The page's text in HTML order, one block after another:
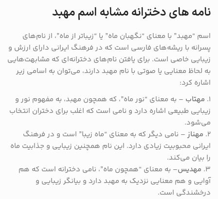
نامه های دخترانه مشابه اسم مهبد
اسم “مهبد” با معنای “نگهبان ماه” یا “زیباتر از ماه”، از نام‌های
پسرانه با ریشه‌های فارسی است که در فرهنگ ایرانی دارای ارزش و
زیبایی خاصی است. برای یافتن نام‌های دخترانه‌ای که مشابهت‌هایی
به لحاظ معنایی یا صوتی با نام مهبد دارند، می‌توان به اسامی زیر
اشاره کرد:
۱. مهتاب – به معنای “نور ماه”، که همچون مهبد، به مفهوم نور و
زیبایی طبیعی اشاره دارد و نامی است که اغلب برای دختران انتخاب
می‌شود.
2. مهناز – نامی دیگر که به معنای “ماه زیبا” است و در فرهنگ
ایرانی محبوبیت زیادی دارد. این نام همچنین زیبایی و جذابیت ماه
را بیان می‌کند.
3. مهدیس– به معنای “همچون ماه”، نامی دخترانه است که هم
آوایی و هم معنایی نزدیک به مهبد دارد و بیانگر زیبایی و
درخشندگی است.